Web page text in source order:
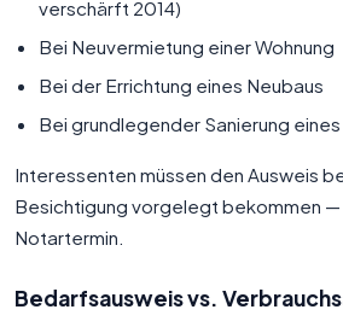
verschärft 2014)
Bei Neuvermietung einer Wohnung
Bei der Errichtung eines Neubaus
Bei grundlegender Sanierung
Interessenten müssen den Ausweis
Besichtigung vorgelegt bekommen —
Notartermin.
Bedarfsausweis vs.